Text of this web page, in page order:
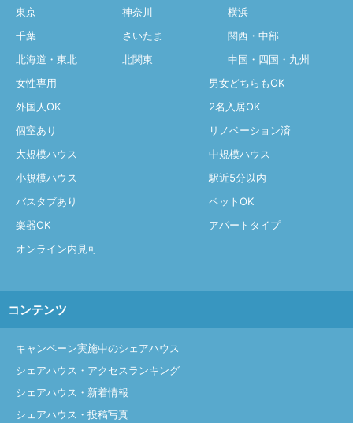
東京 神奈川
横浜
千葉
さいたま
関西・中部
北海道・東北
北関東
中国・四国・九州
女性専用
男女どちらもOK
外国人OK
2名入居OK
個室あり
リノベーション済
大規模ハウス
中規模ハウス
小規模ハウス
駅近5分以内
バスタブあり
ペットOK
楽器OK
アパートタイプ
オンライン内見可
コンテンツ
キャンペーン実施中のシェアハウス
シェアハウス・アクセスランキング
シェアハウス・新着情報
シェアハウス・投稿写真